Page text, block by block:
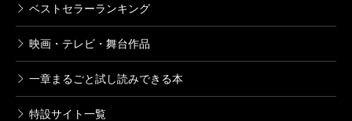
ベストセラーランキング
映画・テレビ・舞台作品
一章まるごと試し読みできる本
特設サイト一覧